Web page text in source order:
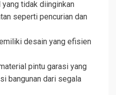
yang tidak diinginkan
seperti pencurian dan
desain yang efisien
pintu garasi yang
bangunan dari segala